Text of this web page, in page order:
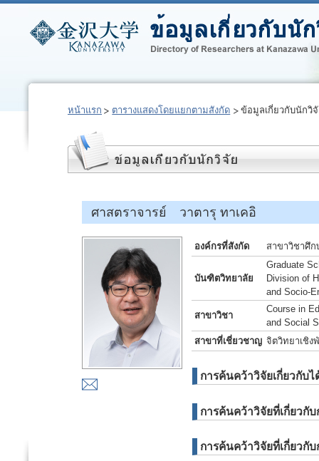
หน้าแรก ตารางแสดงโดยแยกตามสังกัด ข้อมูลเกี่ยวกับนักวิ
ศาสตราจารย์ วาตารุ ทาเคอิ
องค์กรที่สังกัด สาขาวิชาศึ
บันฑิตวิทยาลัย
Graduate
Division of
and Socio-
สาขาวิชา
Course in
and Social
สาขาที่เชี่ยวชาญ จิตวิทยาเชิง
การค้นคว้าวิจัยเกี่ยวกับ
การค้นคว้าวิจัยที่เกี่ยวกั
การค้นคว้าวิจัยที่เกี่ยวกั